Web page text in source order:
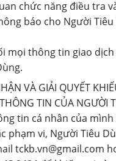
chức năng điều tra
báo cho Người
mọi thông tin giao
VÀ GIẢI QUYẾT
TIN CỦA NGƯỜI
tin cá nhân của
phạm vi, Người Tiêu
tckb.vn@gmail.com